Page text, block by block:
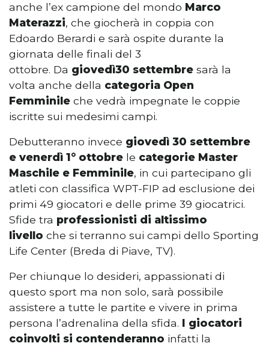
anche l’ex campione del mondo Marco
Materazzi, che giocherà in coppia con
Edoardo Berardi e sarà ospite durante la
giornata delle finali del 3
ottobre. Da giovedì30 settembre sarà la
volta anche della categoria Open
Femminile che vedrà impegnate le coppie
iscritte sui medesimi campi.
Debutteranno invece giovedì 30 settembre
e venerdì 1° ottobre le categorie Master
Maschile e Femminile, in cui partecipano gli
atleti con classifica WPT-FIP ad esclusione dei
primi 49 giocatori e delle prime 39 giocatrici.
Sfide tra professionisti di altissimo
livello che si terranno sui campi dello Sporting
Life Center (Breda di Piave, TV).
Per chiunque lo desideri, appassionati di
questo sport ma non solo, sarà possibile
assistere a tutte le partite e vivere in prima
persona l’adrenalina della sfida. I giocatori
coinvolti si contenderanno infatti la